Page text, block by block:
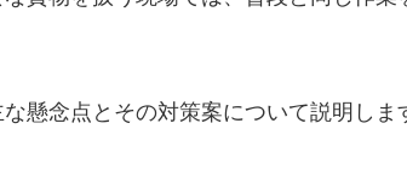
懸念点とその対策案について説明しま